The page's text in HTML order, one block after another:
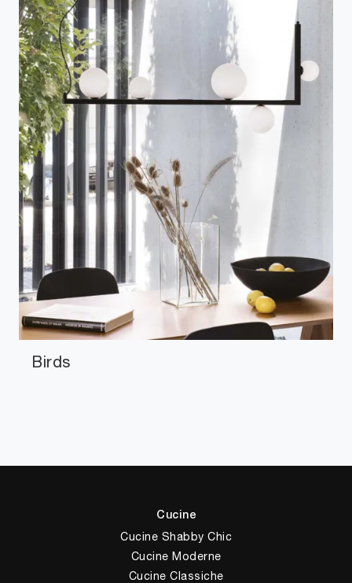
Birds
Cucine
Cucine Shabby Chic
Cucine Moderne
Cucine Classiche